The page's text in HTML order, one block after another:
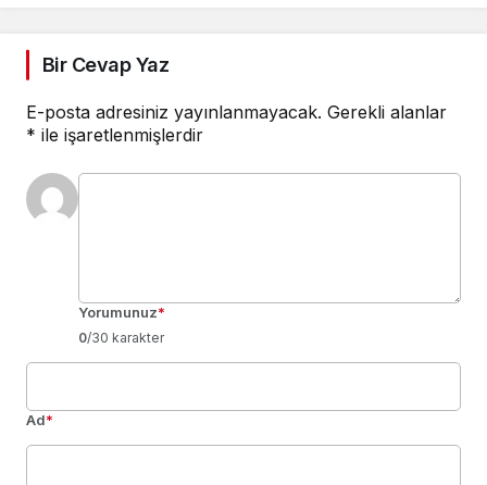
Bir Cevap Yaz
E-posta adresiniz yayınlanmayacak. Gerekli alanlar
* ile işaretlenmişlerdir
Yorumunuz*
0/30 karakter
Ad*